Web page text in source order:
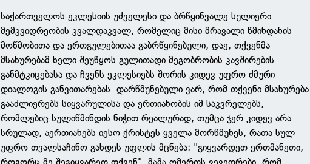
საქართველოს ეკლესიის უძველესი და ბრწყინვალე სულიერი
მემკვიდრეობის კვალდაკვალ, რომელიც მისი მრავალი წმინდანის
მოწმობითა და ერთგულებითაა გაბრწყინებული, დაე, თქვენმა
მსახურებამ ხელი შეუწყოს გულითადი მეგობრობის კავშირების
განმტკიცებასა და ჩვენს ეკლესიებს შორის კიდევ უფრო ძმური
დიალოგის განვითარებას. დარწმუნებული ვარ, რომ თქვენი მსახურება
გააძლიერებს სიყვარულისა და ერთიანობის იმ საკვრელებს,
რომლებიც სულიწმინდის ნიჭით რეალურად, თუმცა ჯერ კიდევ არა
სრულად, აერთიანებს იესო ქრისტეს ყველა მორწმუნეს, რათა სულ
უფრო თვალსაჩინო გახდეს უფლის მცნება: "გიყვარდეთ ერთმანეთი,